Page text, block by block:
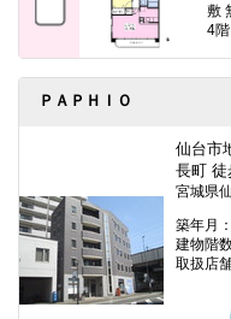
敷
4
ＰＡＰＨＩＯ
仙台市
長町 徒
宮城県
築年月
建物階
取扱店